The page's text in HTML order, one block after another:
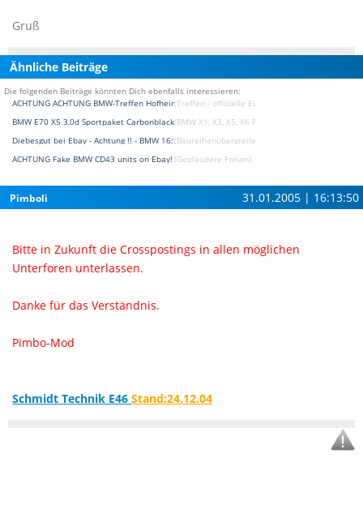
Gruß
Ähnliche Beiträge
Die folgenden Beiträge könnten Dich ebenfalls interessieren:
ACHTUNG ACHTUNG BMW-Treffen Hofheim(Treffen - offizielle Events Forum)
BMW E70 X5 3,0d Sportpaket Carbonblack mit FOTOS(BMW X1, X3, X5, X6 Fotostories)
Diebesgut bei Ebay - Achtung !! - BMW 16:9 Monitor(Baureihenübergreifendes Forum)
ACHTUNG Fake BMW CD43 units on Ebay! (Geplaudere Forum)
Pimboli 31.01.2005 | 16:13:50
Bitte in Zukunft die Crosspostings in allen möglichen
Unterforen unterlassen.
Danke für das Verständnis.
Pimbo-Mod
Schmidt Technik E46 Stand:24.12.04